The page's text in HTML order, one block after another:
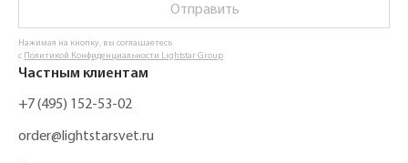
Отправить
Нажимая на кнопку, вы соглашаетесь
с Политикой Конфиденциальности Lightstar Group
Частным клиентам
+7 (495) 152-53-02
order@lightstarsvet.ru